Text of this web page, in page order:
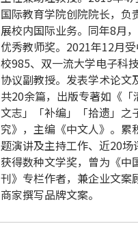
国际教育学院创院院长，负
展校内国际业务。同年8月
优秀教师奖。2021年12月
校985、双一流大学电子科
协议副教授。发表学术论文
共20余篇，出版专著如《
文志」「补编」「拾遗」之
究》，主编《中文人》。累
题演讲及主持工作、近20场
获得数种文学奖，曾为《
刊》专栏作者，兼企业文案
商家撰写品牌文案。